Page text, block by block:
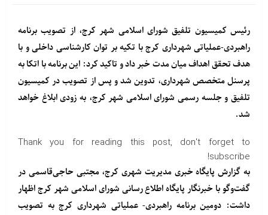
رئیس کمیسیون تلفیق شورای اسلامی شهر کرج، از تصویب برنامه
راهبردی-عملیاتی شهرداری کرج با تکیه بر توان کارشناسی داخلی و با
هدف تحقق اهداف میان مدت خبر داد و تاکید کرد: این برنامه با اتکا به‌
پرسنل متخصص شهرداری، تدوین شد و پس از تصویب در کمیسیون
تلفیق و جلسه رسمی شورای اسلامی شهر کرج، به زودی ابلاغ خواهد
شد.
Thank you for reading this post, don't forget to
subscribe!
به گزارش پایگاه خبری مدیریت شهری کرج، مجتبی حاجی‌قاسمی در
گفت‌وگو با خبرنگار پایگاه اطلاع رسانی شورای اسلامی شهر کرج اظهار
داشت: دومین برنامه راهبردی- عملیاتی شهرداری کرج به تصویب